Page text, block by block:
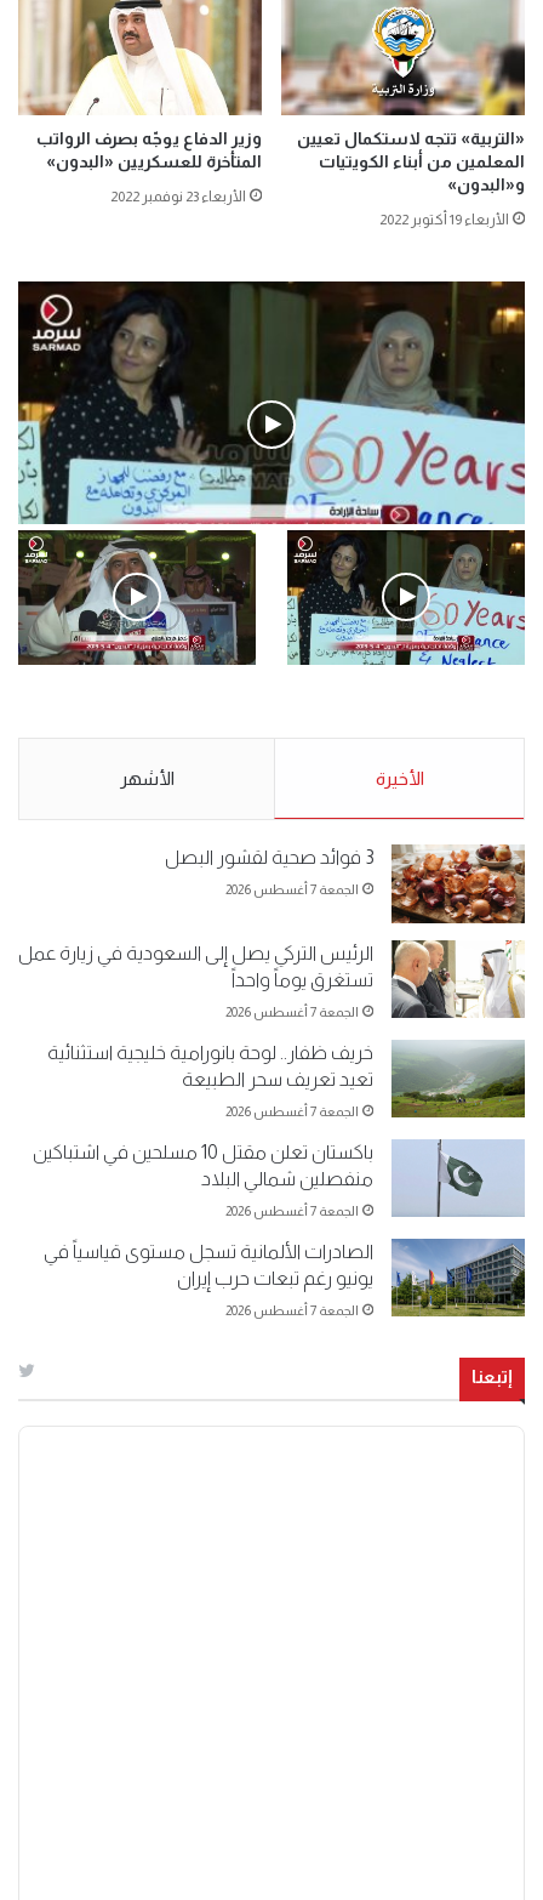
«التربية» تتجه لاستكمال تعيين
المعلمين من أبناء الكويتيات
و«البدون»
الأربعاء 19 أكتوبر 2022
وزير الدفاع يوجّه بصرف الرواتب
المتأخرة للعسكريين «البدون»
الأربعاء 23 نوفمبر 2022
فيديو
.وقفة احتجاجية رمزية لـ”#البدون” في ساحة الإرادة 4-5-2019.
الأحد 5 مايو 2019
5-2019.
نبيع مخدرات يعني ولا خمر؟!.
الأخيرة الأشهر
3 فوائد صحية لقشور البصل
الجمعة 7 أغسطس 2026
الرئيس التركي يصل إلى السعودية في زيارة عمل
تستغرق يوماً واحداً
الجمعة 7 أغسطس 2026
خريف ظفار.. لوحة بانورامية خليجية استثنائية
تعيد تعريف سحر الطبيعة
الجمعة 7 أغسطس 2026
باكستان تعلن مقتل 10 مسلحين في اشتباكين
منفصلين شمالي البلاد
الجمعة 7 أغسطس 2026
الصادرات الألمانية تسجل مستوى قياسياً في
يونيو رغم تبعات حرب إيران
الجمعة 7 أغسطس 2026
إتبعنا